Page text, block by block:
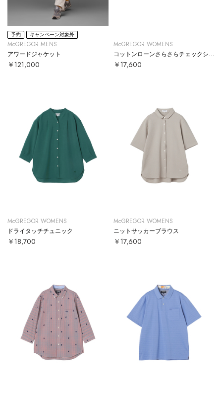
予約 キャンペーン対象外
McGREGOR MENS
アワードジャケット
￥121,000
McGREGOR WOMENS
￥17,600
McGREGOR WOMENS
ドライタッチチュニック
￥18,700
McGREGOR WOMENS
ニットサッカーブラウス
￥17,600